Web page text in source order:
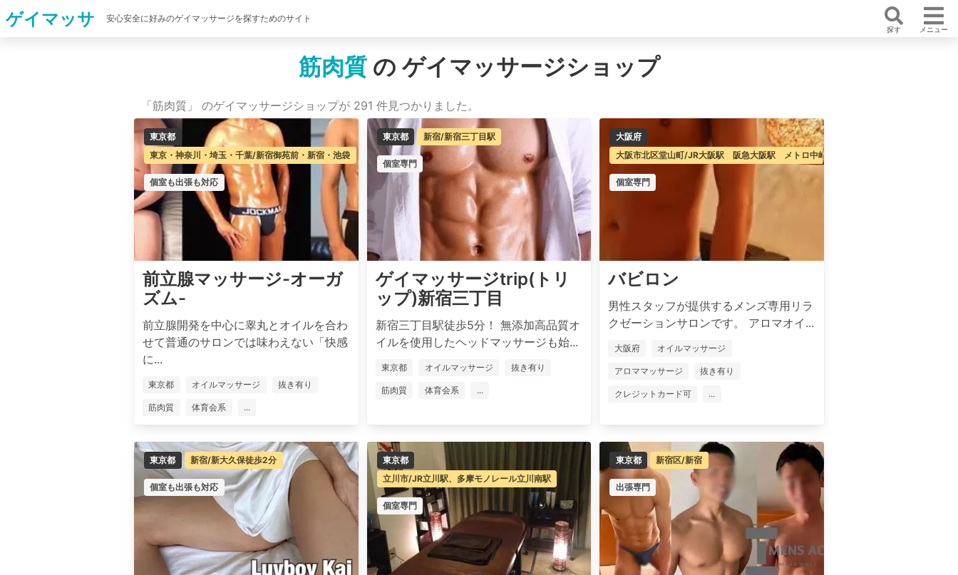
ゲイマッサ 安心安全に好みのゲイマッサージを探すためのサイト
探す メニュー
筋肉質の ゲイマッサージショップ
「筋肉質」 のゲイマッサージショップが 291 件見つかりました。
東京都
東京・神奈川・埼玉・千葉/新宿御苑前・新宿・池袋
個室も出張も対応
前立腺マッサージ-オーガ
ズム-
前立腺開発を中心に睾丸とオイルを合わ
せて普通のサロンでは味わえない「快感
に...
東京都 オイルマッサージ 抜き有り
筋肉質 体育会系 ...
東京都 新宿/新宿三丁目駅
個室専門
ゲイマッサージtrip(トリ
ップ)新宿三丁目
新宿三丁目駅徒歩5分！ 無添加高品質オ
イルを使用したヘッドマッサージも始...
東京都 オイルマッサージ 抜き有り
筋肉質 体育会系 ...
大阪府
大阪市北区堂山町/JR大阪駅 阪急大阪駅 メトロ中崎町駅
個室専門
バビロン
男性スタッフが提供するメンズ専用リラ
クゼーションサロンです。 アロマオイ...
大阪府 オイルマッサージ
アロママッサージ 抜き有り
クレジットカード可 ...
東京都 新宿/新大久保徒歩2分
個室も出張も対応
東京都
立川市/JR立川駅、多摩モノレール立川南駅
個室専門
東京都 新宿区/新宿
出張専門